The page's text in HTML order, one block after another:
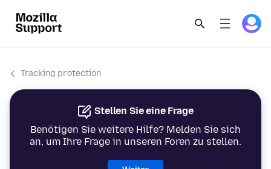
Tracking protection
Stellen Sie eine Frage
Benötigen Sie weitere Hilfe? Melden Sie sich
an, um Ihre Frage in unseren Foren zu stellen.